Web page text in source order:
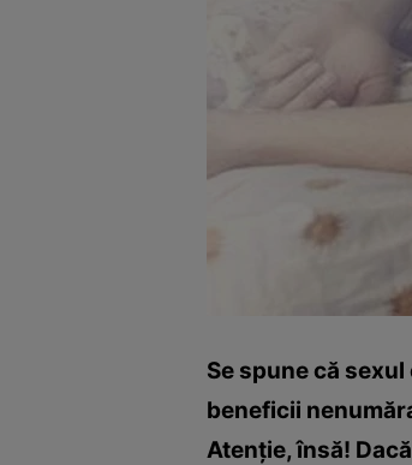
Se spune că
beneficii
Atenţie, însă!